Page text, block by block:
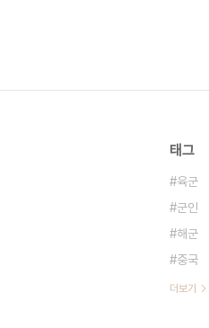
태그
육군
군인
해군
중국
더보기